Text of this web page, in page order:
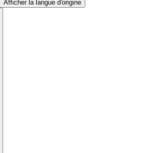
Afficher la langue d'origine